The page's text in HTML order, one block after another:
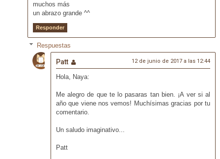
muchos más
un abrazo grande ^^
Responder
Respuestas
Patt 12 de junio de 2017 a las 12:44
Hola, Naya:
Me alegro de que te lo pasaras tan bien. ¡A ver si al
año que viene nos vemos! Muchísimas gracias por tu
comentario.
Un saludo imaginativo...
Patt